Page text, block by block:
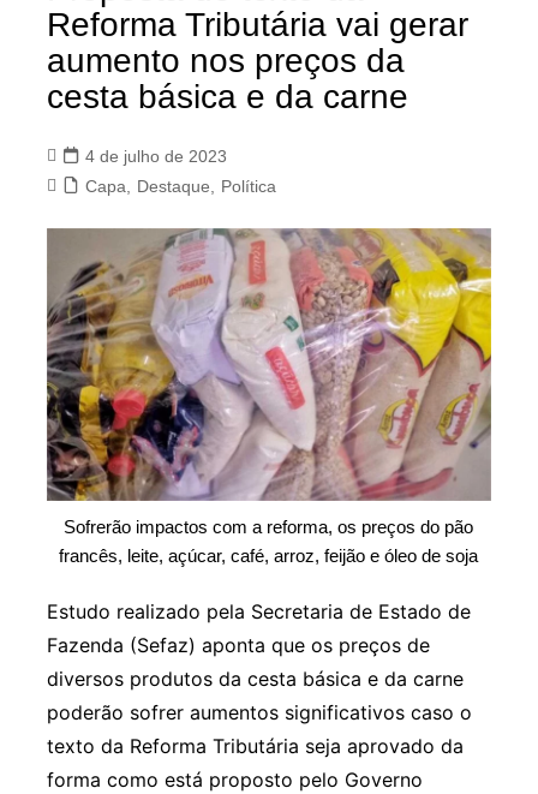
Reforma Tributária vai gerar
aumento nos preços da
cesta básica e da carne
4 de julho de 2023
Capa
Destaque Política
Sofrerão impactos com a reforma, os preços do pão
francês, leite, açúcar, café, arroz, feijão e óleo de soja
Estudo realizado pela Secretaria de Estado de
Fazenda (Sefaz) aponta que os preços de
diversos produtos da cesta básica e da carne
poderão sofrer aumentos significativos caso o
texto da Reforma Tributária seja aprovado da
forma como está proposto pelo Governo